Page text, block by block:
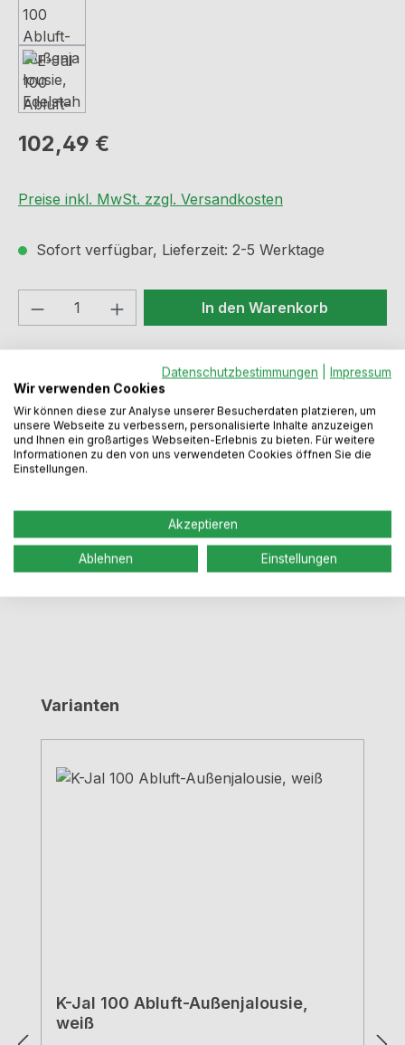
Regulärer Preis:
102,49 €
Preise inkl. MwSt. zzgl. Versandkosten
Sofort verfügbar, Lieferzeit: 2-5 Werktage
Produkt Anzahl: Gib denIn den Warenkorb
Beschreibung
190 x 190 mmMit Rückstauklappefür Anschluss an
Bewertungen
Produktgalerie überspringen
Varianten
K-Jal 100 Abluft-Außenjalousie,
weiß
Datenschutzbestimmungen
Impressum
Wir verwenden Cookies
Wir können diese zur Analyse unserer Besucherdaten platzieren, um
unsere Webseite zu verbessern, personalisierte Inhalte anzuzeigen
und Ihnen ein großartiges Webseiten-Erlebnis zu bieten. Für weitere
Informationen zu den von uns verwendeten Cookies öffnen Sie die
Einstellungen.
Akzeptieren
Ablehnen Einstellungen